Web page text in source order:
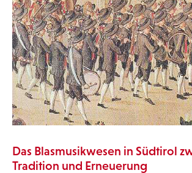
Das Blasmusikwesen in Südtirol
Tradition und Erneuerung